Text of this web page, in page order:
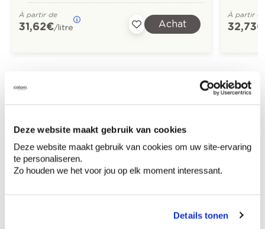
Deze website maakt gebruik van cookies
Deze website maakt gebruik van cookies om uw site-ervaring
te personaliseren.
Zo houden we het voor jou op elk moment interessant.
Details tonen
À partir de
31,62 €/litre Achat
À partir
32,73 €
Découvrez plus d'images d'inspiration pour:
Rose Off white
Faites le tour de vos pièces avec l'expert